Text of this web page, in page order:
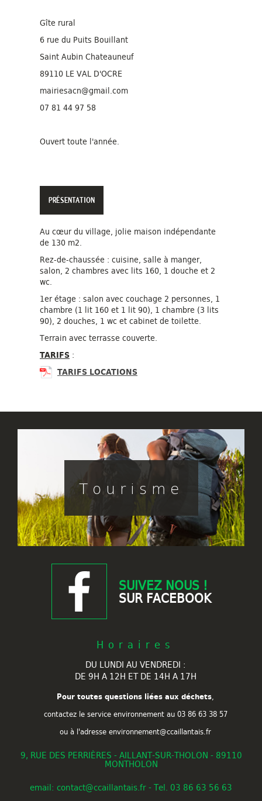
Gîte rural
6 rue du Puits Bouillant
Saint Aubin Chateauneuf
89110 LE VAL D'OCRE
mairiesacn@gmail.com
07 81 44 97 58
Ouvert toute l'année.
PRÉSENTATION
Au cœur du village, jolie maison indépendante
de 130 m2.
Rez-de-chaussée : cuisine, salle à manger,
salon, 2 chambres avec lits 160, 1 douche et 2
wc.
1er étage : salon avec couchage 2 personnes, 1
chambre (1 lit 160 et 1 lit 90), 1 chambre (3 lits
90), 2 douches, 1 wc et cabinet de toilette.
Terrain avec terrasse couverte.
TARIFS :
TARIFS LOCATIONS
Tourisme
SUIVEZ NOUS !
SUR FACEBOOK
Horaires
DU LUNDI AU VENDREDI :
DE 9H A 12H ET DE 14H A 17H
Pour toutes questions liées aux déchets,
contactez le service environnement au 03 86 63 38 57
ou à l'adresse environnement@ccaillantais.fr
9, RUE DES PERRIÈRES - AILLANT-SUR-THOLON - 89110
MONTHOLON
email: contact@ccaillantais.fr - Tel. 03 86 63 56 63